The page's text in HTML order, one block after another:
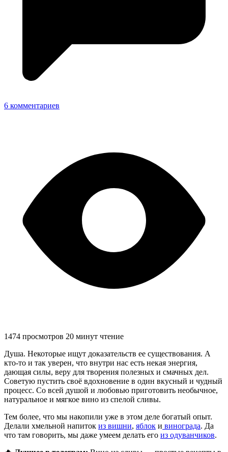
6 комментариев
1474 просмотров 20 минут чтение
Душа. Некоторые ищут доказательств ее существования. А
кто-то и так уверен, что внутри нас есть некая энергия,
дающая силы, веру для творения полезных и смачных дел.
Советую пустить своё вдохновение в один вкусный и чудный
процесс. Со всей душой и любовью приготовить необычное,
натуральное и мягкое вино из спелой сливы.
Тем более, что мы накопили уже в этом деле богатый опыт.
Делали хмельной напиток из вишни, яблок и винограда. Да
что там говорить, мы даже умеем делать его из одуванчиков.